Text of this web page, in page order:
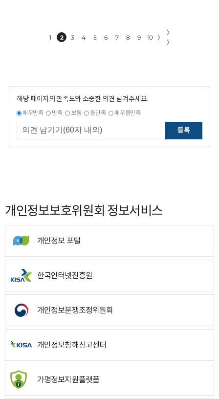
1 2 3 4 5 6 7 8 9 10 〉
〉
〉
해당 페이지의 만족도와 소중한 의견 남겨주세요.
매우만족 만족 보통 불만족 매우불만족
등록
개인정보보호위원회 정보서비스
개인정보 포털
한국인터넷진흥원
개인정보분쟁조정위원회
개인정보침해신고센터
가명정보지원플랫폼